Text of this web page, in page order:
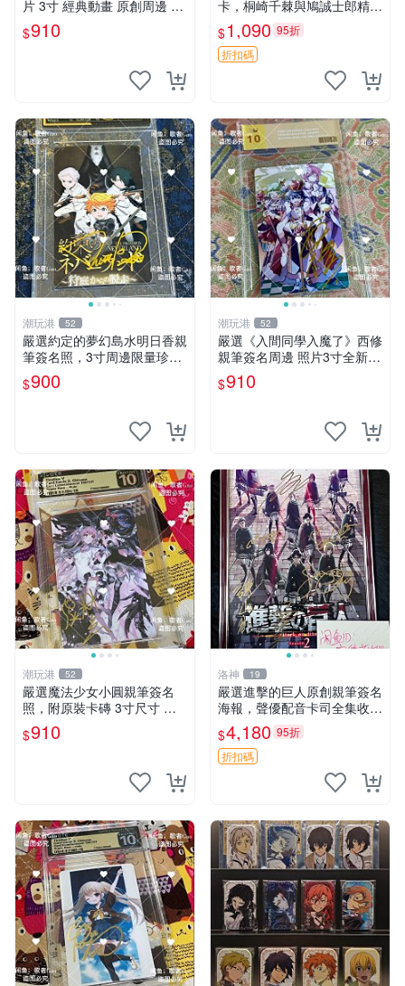
片 3寸 經典動畫 原創周邊 經
典動漫 周邊收藏 照片卡磚
$910
卡，桐崎千棘與鳩誠士郎精美
周邊，3寸日版中古帶原裝卡
磚，國內直郵 偽戀 Nisekoi
簽名卡 桐崎千棘
$1,090 95折
折扣碼
潮玩港 52
嚴選約定的夢幻島水明日香親
筆簽名照，3寸周邊限量珍藏
紙質佳 附卡磚 約定的夢幻島
筆記本 名人照
$900
潮玩港 52
嚴選《入間同學入魔了》西修
親筆簽名周邊 照片3寸全新含
卡磚 收藏推薦 鏡像照片 周邊
收藏
$910
潮玩港 52
嚴選魔法少女小圓親筆簽名
照，附原裝卡磚 3寸尺寸 親
簽紀念品 小圓周邊 畫集 監督
親筆
$910
洛神 19
嚴選進擊的巨人原創親筆簽名
海報，聲優配音卡司全集收藏
推薦 艾倫、三笠、阿明、埃
爾文巨細靡遺肖像照
$4,180 95折
折扣碼